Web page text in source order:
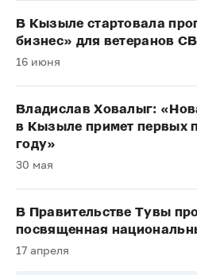
В Кызыле стартовала
бизнес» для ветеранов
16 июня
Владислав Ховалыг:
в Кызыле примет первых
году»
30 мая
В Правительстве Тувы
посвященная
17 апреля